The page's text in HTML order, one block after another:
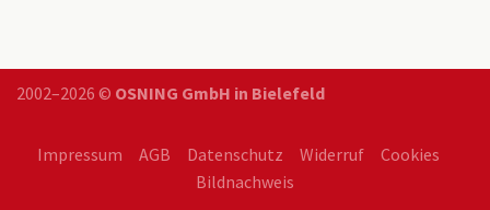
2002–2026 © OSNING GmbH in Bielefeld
Impressum AGB Datenschutz Widerruf
Cookies
Bildnachweis